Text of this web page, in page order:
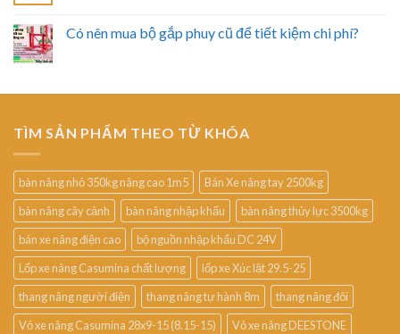
Có nên mua bộ gắp phuy cũ để tiết kiệm chi phí?
TÌM SẢN PHẨM THEO TỪ KHÓA
bàn nâng nhỏ 350kg nâng cao 1m5
Bán Xe nâng tay 2500kg
bàn nâng cây cảnh
bàn nâng nhập khẩu
bàn nâng thủy lực 3500kg
bán xe nâng điện cao
bộ nguồn nhập khẩu DC 24V
Lốp xe nâng Casumina chất lượng
lốp xe Xúc lật 29.5-25
thang nâng người điện
thang nâng tự hành 8m
thang nâng đôi
Vỏ xe nâng Casumina 28x9-15 (8.15-15)
Vỏ xe nâng DEESTONE